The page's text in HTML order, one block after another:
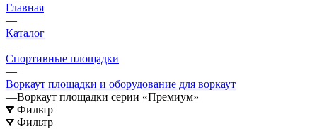
Главная
—
Каталог
—
Спортивные площадки
—
Воркаут площадки и оборудование для воркаут
—Воркаут площадки серии «Премиум»
Фильтр
Фильтр